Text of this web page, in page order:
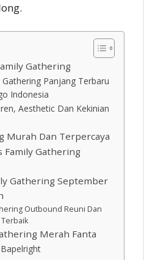
Gathering
Panjang Terbaru
Indonesia
Aesthetic Dan Kekinian
Murah Dan Terpercaya
Family Gathering
Gathering September
Outbound Reuni Dan
Merah Fanta